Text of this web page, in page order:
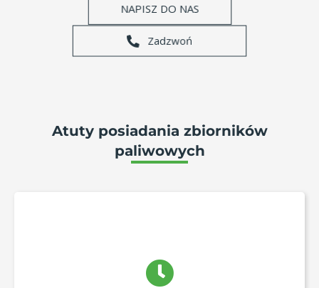
NAPISZ DO NAS
Zadzwoń
Atuty posiadania zbiorników
paliwowych
Każdy wie, że „czas to pieniądz”. Nie musisz już